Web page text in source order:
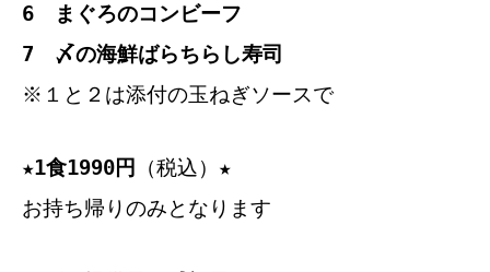
6 まぐろのコンビーフ
7 〆の海鮮ばらちらし寿司
※１と２は添付の玉ねぎソースで
★1食1990円 （税込）★
お持ち帰りのみとなります